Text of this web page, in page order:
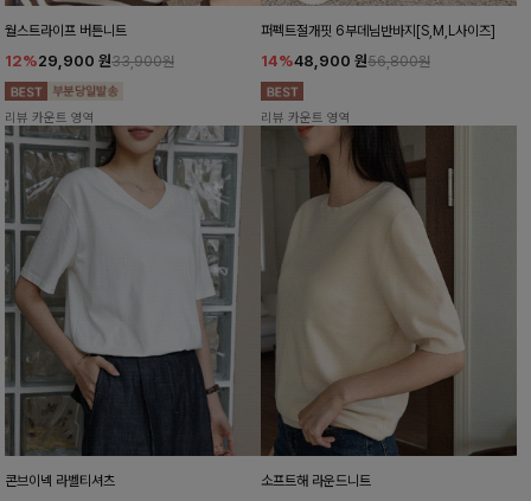
월스트라이프 버튼니트
12%29,900 원33,900원
리뷰 카운트 영역
퍼펙트절개핏 6부데님반바지[S,M,L사이즈]
14%48,900 원56,800원
리뷰 카운트 영역
콘브이넥 라벨티셔츠 소프트해 라운드니트